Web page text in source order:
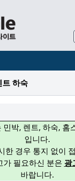
트 하숙
민박, 렌트, 하숙, 홈
입니다.
한 경우 통지 없이
가 필요하신 분은 광
바랍니다.